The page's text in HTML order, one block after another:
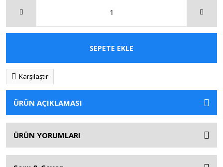
SEPETE EKLE
Karşılaştır
ÜRÜN AÇIKLAMASI
ÜRÜN YORUMLARI